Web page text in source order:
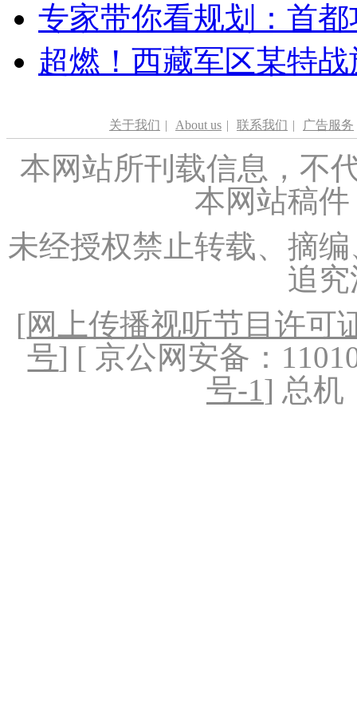
专家带你看规划：首
超燃！西藏军区某特
关于我们 | About us | 联系我们 | 广告服务
本网站所刊载信息，不
本网站稿
未经授权禁止转载、摘
追
[网上传播视听节目许可
号] [ 京公网安备：
号-1] 总机